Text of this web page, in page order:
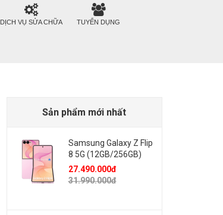
DỊCH VỤ SỬA CHỮA TUYỂN DỤNG
Sản phẩm mới nhất
Samsung Galaxy Z Flip
8 5G (12GB/256GB)
27.490.000đ
31.990.000đ